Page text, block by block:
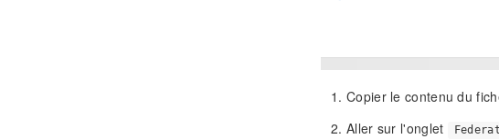
Copier le contenu du
Aller sur l'onglet